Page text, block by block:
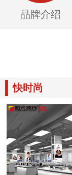
品牌介绍
快时尚